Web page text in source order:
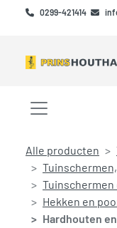
0299-421414
Menu openen/
Alle producten
Tuinschermen
Hekken en
Hardhouten